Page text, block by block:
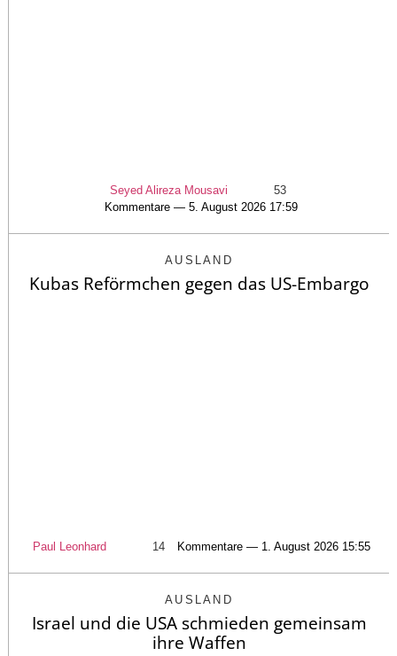
Seyed Alireza Mousavi
53
Kommentare — 5. August 2026 17:59
AUSLAND
Kubas Reförmchen gegen das US-Embargo
Paul Leonhard 14 Kommentare — 1. August 2026 15:55
AUSLAND
Israel und die USA schmieden gemeinsam
ihre Waffen